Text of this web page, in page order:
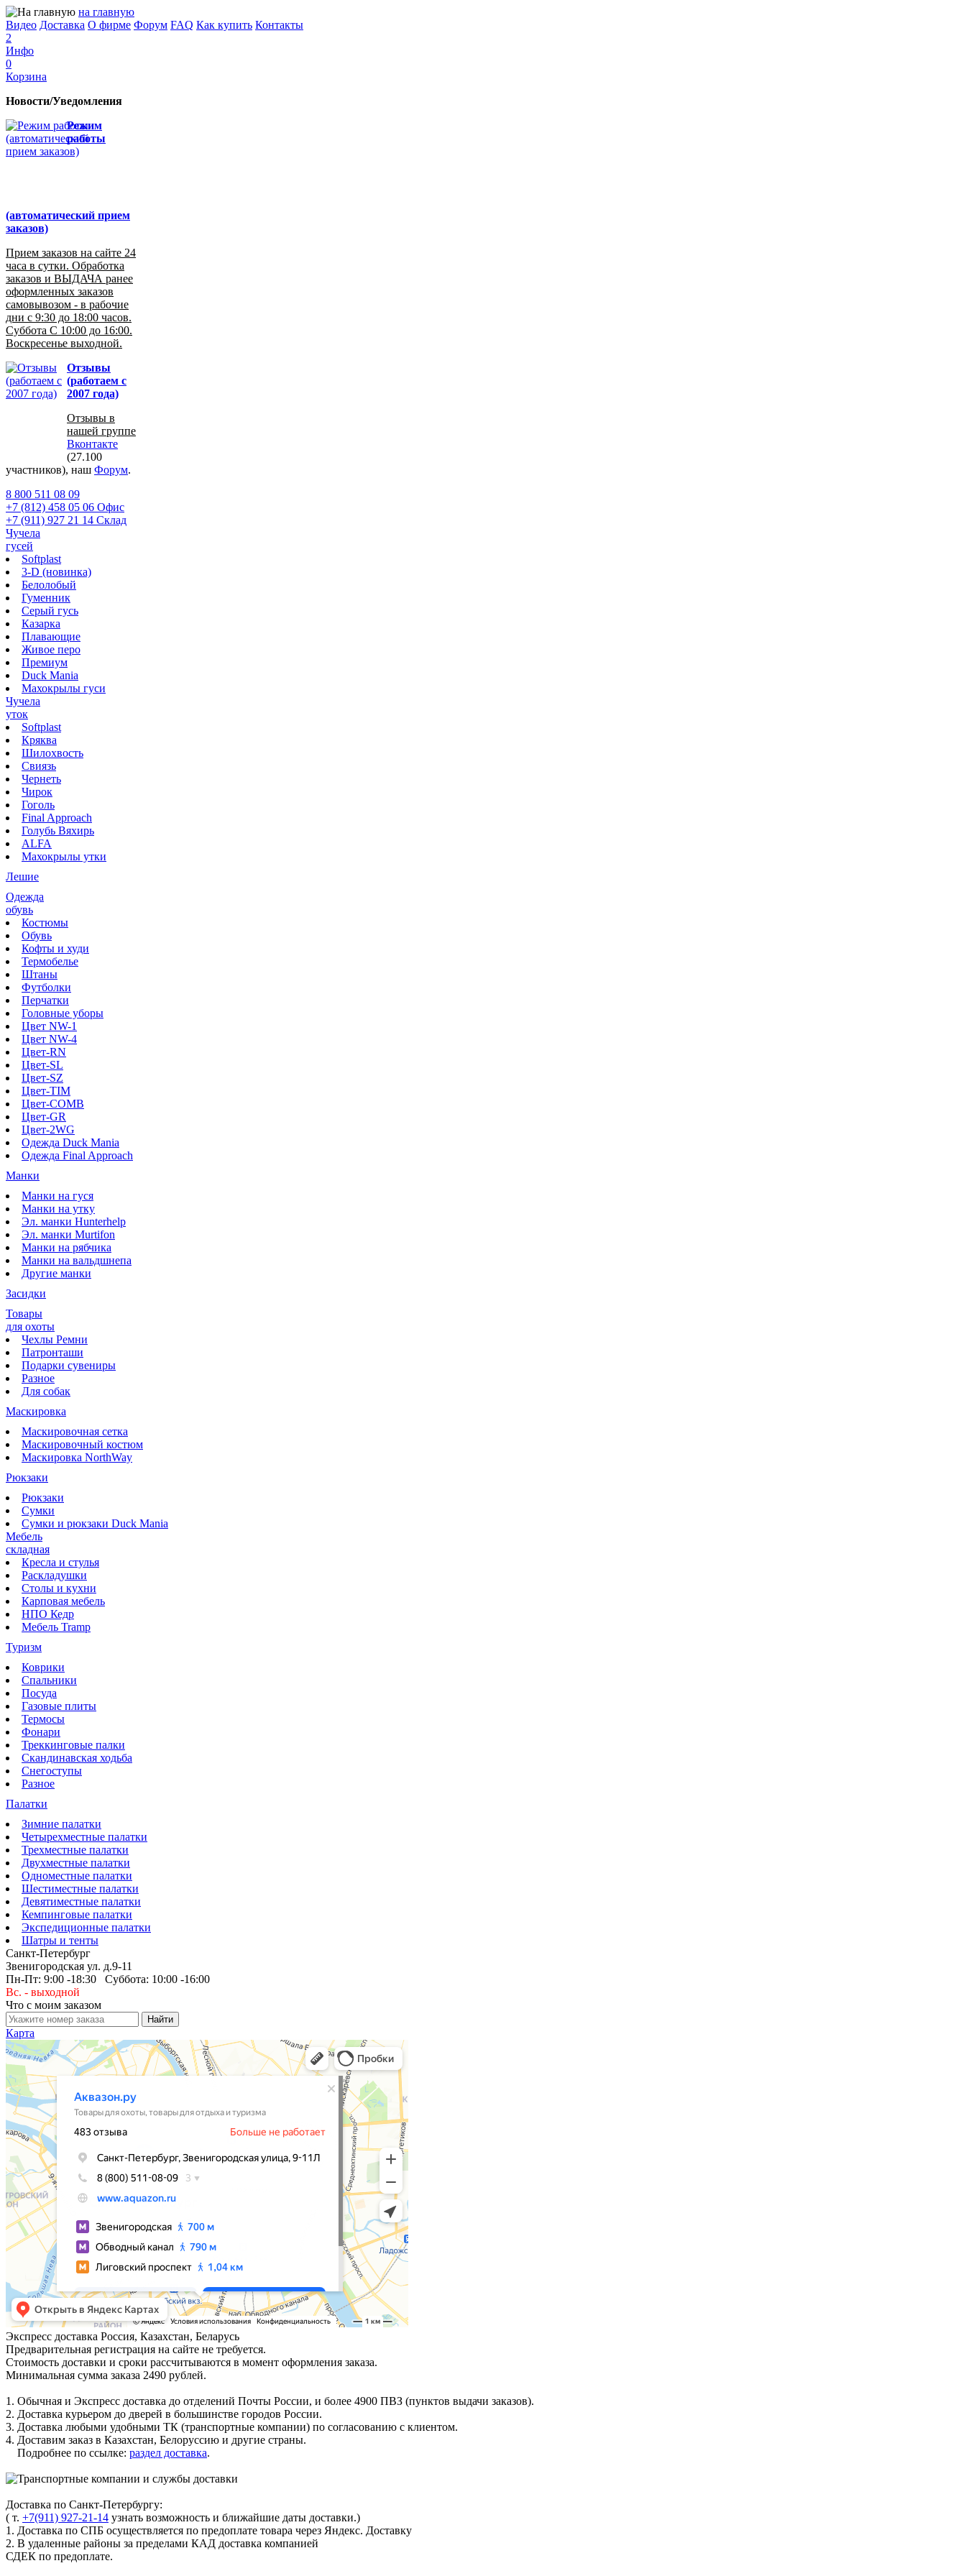
на главную
Видео Доставка О фирме Форум FAQ Как купить Контакты
2
Инфо
0
Корзина
Новости/Уведомления
Режим
работы
(автоматический прием
заказов)
Прием заказов на сайте 24
часа в сутки. Обработка
заказов и ВЫДАЧА ранее
оформленных заказов
самовывозом - в рабочие
дни с 9:30 до 18:00 часов.
Суббота С 10:00 до 16:00.
Воскресенье выходной.
Отзывы
(работаем с
2007 года)
Отзывы в
нашей группе
Вконтакте
(27.100
участников), наш Форум.
8 800 511 08 09
+7 (812) 458 05 06 Офис
+7 (911) 927 21 14 Склад
Чучела
гусей
Softplast
3-D (новинка)
Белолобый
Гуменник
Серый гусь
Казарка
Плавающие
Живое перо
Премиум
Duck Mania
Махокрылы гуси
Чучела
уток
Softplast
Кряква
Шилохвость
Свиязь
Чернеть
Чирок
Гоголь
Final Approach
Голубь Вяхирь
ALFA
Махокрылы утки
Лешие
Одежда
обувь
Костюмы
Обувь
Кофты и худи
Термобелье
Штаны
Футболки
Перчатки
Головные уборы
Цвет NW-1
Цвет NW-4
Цвет-RN
Цвет-SL
Цвет-SZ
Цвет-TIM
Цвет-COMB
Цвет-GR
Цвет-2WG
Одежда Duck Mania
Одежда Final Approach
Манки
Манки на гуся
Манки на утку
Эл. манки Hunterhelp
Эл. манки Murtifon
Манки на рябчика
Манки на вальдшнепа
Другие манки
Засидки
Товары
для охоты
Чехлы Ремни
Патронташи
Подарки сувениры
Разное
Для собак
Маскировка
Маскировочная сетка
Маскировочный костюм
Маскировка NorthWay
Рюкзаки
Рюкзаки
Сумки
Сумки и рюкзаки Duck Mania
Мебель
складная
Кресла и стулья
Раскладушки
Столы и кухни
Карповая мебель
НПО Кедр
Мебель Tramp
Туризм
Коврики
Спальники
Посуда
Газовые плиты
Термосы
Фонари
Треккинговые палки
Скандинавская ходьба
Снегоступы
Разное
Палатки
Зимние палатки
Четырехместные палатки
Трехместные палатки
Двухместные палатки
Одноместные палатки
Шестиместные палатки
Девятиместные палатки
Кемпинговые палатки
Экспедиционные палатки
Шатры и тенты
Санкт-Петербург
Звенигородская ул. д.9-11
Пн-Пт: 9:00 -18:30 Суббота: 10:00 -16:00
Вс. - выходной
Что с моим заказом
Карта
Экспресс доставка Россия, Казахстан, Беларусь
Предварительная регистрация на сайте не требуется.
Стоимость доставки и сроки рассчитываются в момент оформления заказа.
Минимальная сумма заказа 2490 рублей.
1. Обычная и Экспресс доставка до отделений Почты России, и более 4900 ПВЗ (пунктов выдачи заказов).
2. Доставка курьером до дверей в большинстве городов России.
3. Доставка любыми удобными ТК (транспортные компании) по согласованию с клиентом.
4. Доставим заказ в Казахстан, Белоруссию и другие страны.
Подробнее по ссылке: раздел доставка.
Доставка по Санкт-Петербургу:
( т. +7(911) 927-21-14 узнать возможность и ближайшие даты доставки.)
1. Доставка по СПБ осуществляется по предоплате товара через Яндекс. Доставку
2. В удаленные районы за пределами КАД доставка компанией
СДЕК по предоплате.